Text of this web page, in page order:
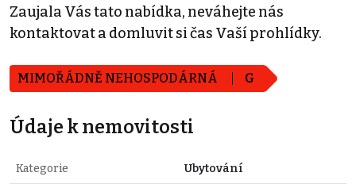
Zaujala Vás tato nabídka, neváhejte nás
kontaktovat a domluvit si čas Vaší prohlídky.
MIMOŘÁDNĚ NEHOSPODÁRNÁ G
Údaje k nemovitosti
Kategorie Ubytování